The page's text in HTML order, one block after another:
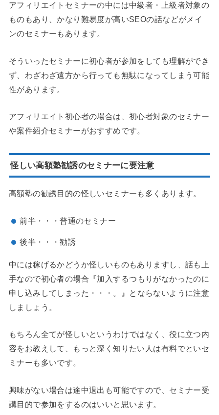
アフィリエイトセミナーの中には中級者・上級者対象の
ものもあり、かなり難易度が高いSEOの話などがメイ
ンのセミナーもあります。
そういったセミナーに初心者が参加をしても理解ができ
ず、わざわざ遠方から行っても無駄になってしまう可能
性があります。
アフィリエイト初心者の場合は、初心者対象のセミナー
や案件紹介セミナーがおすすめです。
怪しい高額塾勧誘のセミナーに要注意
高額塾の勧誘目的の怪しいセミナーも多くあります。
前半・・・普通のセミナー
後半・・・勧誘
中には稼げるかどうか怪しいものもありますし、話も上
手なので初心者の場合『加入するつもりがなかったのに
申し込みしてしまった・・・。
』とならないように注意
しましょう。
もちろん全てが怪しいというわけではなく、役に立つ内
容をお教えして、もっと深く知りたい人は有料でといセ
ミナーも多いです。
興味がない場合は途中退出も可能ですので、セミナー受
講目的で参加をするのはいいと思います。